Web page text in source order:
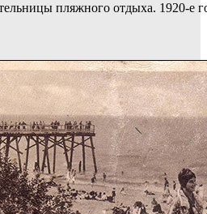
пляжного отдыха. 1920-е